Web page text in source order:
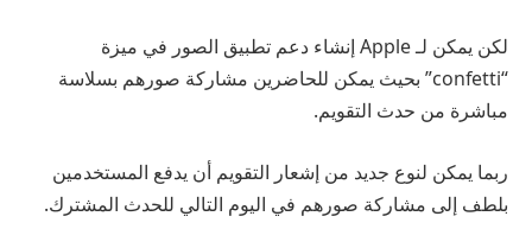
لكن يمكن لـ Apple إنشاء دعم تطبيق الصور في ميزة
“confetti” بحيث يمكن للحاضرين مشاركة صورهم بسلاسة
مباشرة من حدث التقويم.
ربما يمكن لنوع جديد من إشعار التقويم أن يدفع المستخدمين
بلطف إلى مشاركة صورهم في اليوم التالي للحدث المشترك.